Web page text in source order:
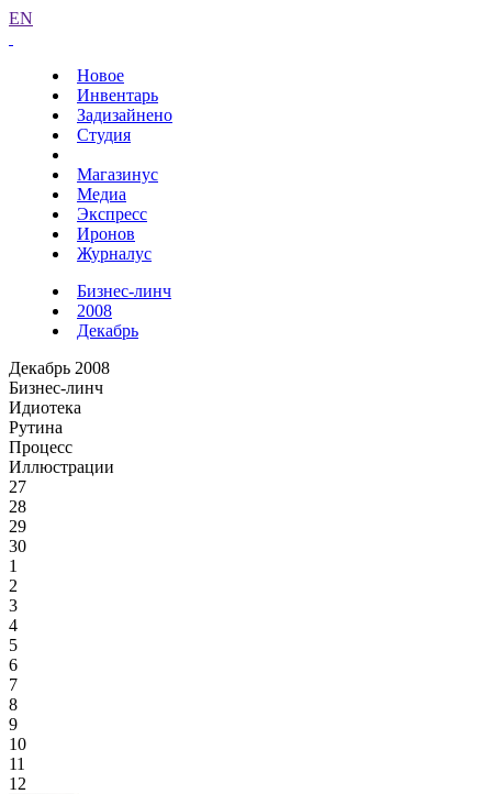
EN
Новое
Инвентарь
Задизайнено
Студия
Магазинус
Медиа
Экспресс
Иронов
Журналус
Бизнес-линч
2008
Декабрь
Декабрь 2008
Бизнес-линч
Идиотека
Рутина
Процесс
Иллюстрации
27
28
29
30
1
2
3
4
5
6
7
8
9
10
11
12